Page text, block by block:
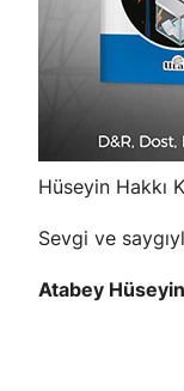
Hüseyin Hakkı
Sevgi ve
Atabey